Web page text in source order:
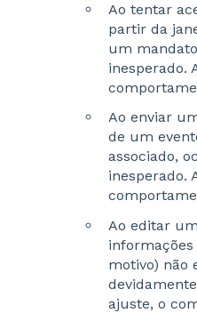
Ao tentar
partir da
um
inesperado.
Ao enviar
de um
associado,
inesperado.
Ao editar
motivo) não
ajuste, o